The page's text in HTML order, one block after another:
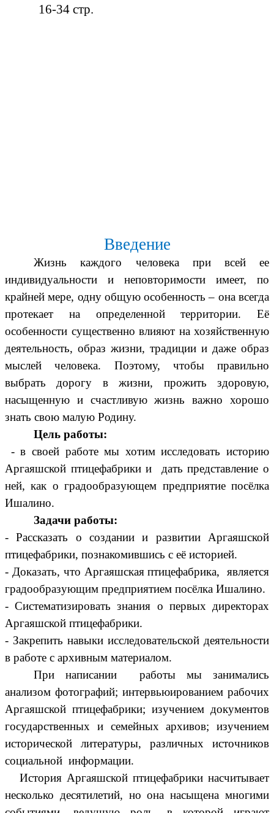
16-34 стр.
Введение
Жизнь каждого человека при всей ее
индивидуальности и неповторимости имеет, по
крайней мере, одну общую особенность – она всегда
протекает на определенной территории. Её
особенности существенно влияют на хозяйственную
деятельность, образ жизни, традиции и даже образ
мыслей человека. Поэтому, чтобы правильно
выбрать дорогу в жизни, прожить здоровую,
насыщенную и счастливую жизнь важно хорошо
знать свою малую Родину.
Цель работы:
- в своей работе мы хотим исследовать историю
Аргаяшской птицефабрики и дать представление о
ней, как о градообразующем предприятие посёлка
Ишалино.
Задачи работы:
- Рассказать о создании и развитии Аргаяшской
птицефабрики, познакомившись с её историей.
- Доказать, что Аргаяшская птицефабрика, является
градообразующим предприятием посёлка Ишалино.
- Систематизировать знания о первых директорах
Аргаяшской птицефабрики.
- Закрепить навыки исследовательской деятельности
в работе с архивным материалом.
При написании работы мы занимались
анализом фотографий; интервьюированием рабочих
Аргаяшской птицефабрики; изучением документов
государственных и семейных архивов; изучением
исторической литературы, различных источников
социальной информации.
История Аргаяшской птицефабрики насчитывает
несколько десятилетий, но она насыщена многими